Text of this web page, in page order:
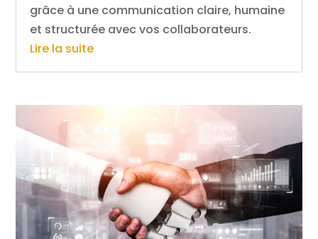
grâce à une communication claire, humaine
et structurée avec vos collaborateurs.
Lire la suite